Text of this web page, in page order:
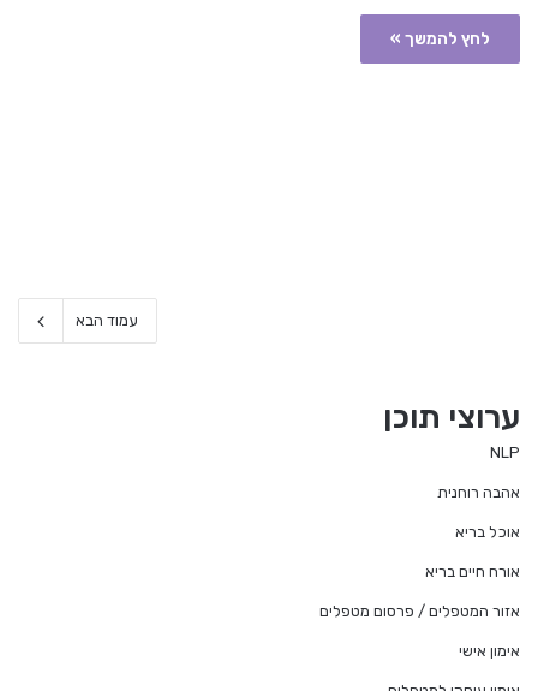
לחץ להמשך »
עמוד הבא
ערוצי תוכן
NLP
אהבה רוחנית
אוכל בריא
אורח חיים בריא
אזור המטפלים / פרסום מטפלים
אימון אישי